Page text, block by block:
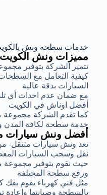
خدمات سطحه ونش
مميزات ونش الكويت
تتميز الشركة بتوفير
كيفية التعامل مع
السيارات بدقة عالية
مع ضمان عدم احداث أي
أفضل اوناش في الكويت
كما تقدم الشركة مجموعة
خدمة سطحة لكافة المدن
أفضل ونش سيارات
تعد ونش سيارات متنقل-
نقل وسحب السيارات
حيث نقوم بتوفير مجموعة
ورفع سطحة المختلفة
مثل فني كهرباء يقوم بفك
بالسطحة وصيانتها واعادة